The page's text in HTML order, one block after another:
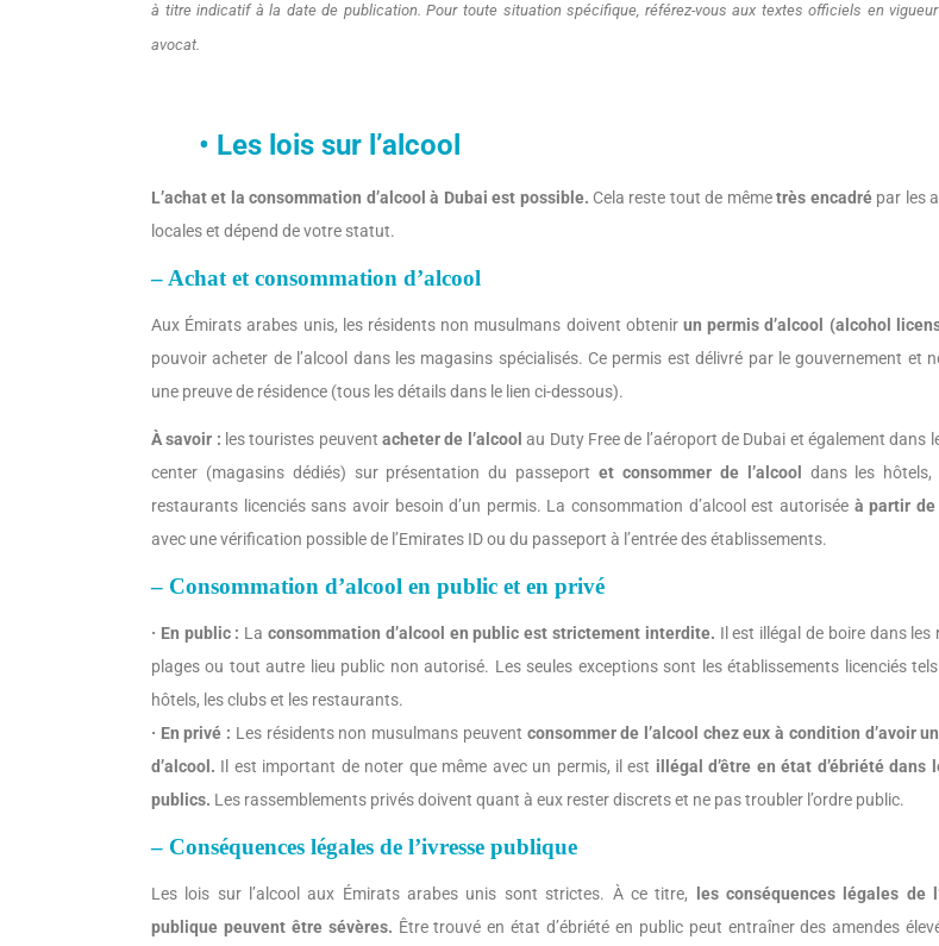
à titre indicatif à la date de publication. Pour toute situation spécifique, référez-vous aux textes officiels en
avocat.
• Les lois sur l’alcool
L’achat et la consommation d’alcool à Dubai est possible. Cela reste tout de mêmetrès encadrépar les
locales et dépend de votre statut.
– Achat et consommation d’alcool
Aux Émirats arabes unis, les résidents non musulmans doivent obtenir un permis d’alcool (alcohol
pouvoir acheter de l’alcool dans les magasins spécialisés. Ce permis est délivré par le gouvernement et
une preuve de résidence (tous les détails dans le lien ci-dessous).
À savoir : les touristes peuventacheter de l’alcool au Duty Free de l’aéroport de Dubai et également dans
center (magasins dédiés) sur présentation du passeportet consommer de l’alcool
dans les
restaurants licenciés sans avoir besoin d’un permis. La consommation d’alcool est autorisée à partir de
avec une vérification possible de l’Emirates ID ou du passeport à l’entrée des établissements.
– Consommation d’alcool en public et en privé
· En public : Laconsommation d’alcool en public est strictement interdite. Il est illégal de boire dans les
plages ou tout autre lieu public non autorisé. Les seules exceptions sont les établissements licenciés
hôtels, les clubs et les restaurants.
· En privé : Les résidents non musulmans peuvent consommer de l’alcool chez eux à condition d’avoir
d’alcool. Il est important de noter que même avec un permis, il est illégal d’être en état d’ébriété dans
publics. Les rassemblements privés doivent quant à eux rester discrets et ne pas troubler l’ordre public.
– Conséquences légales de l’ivresse publique
Les lois sur l’alcool aux Émirats arabes unis sont strictes. À ce titre,
les conséquences légales de
publique peuvent être sévères. Être trouvé en état d’ébriété en public peut entraîner des amendes